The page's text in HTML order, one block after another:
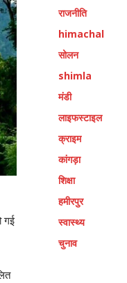
गई
राजनीति
himachal
सोलन
shimla
मंडी
लाइफस्टाइल
क्राइम
कांगड़ा
शिक्षा
हमीरपुर
स्वास्थ्य
चुनाव